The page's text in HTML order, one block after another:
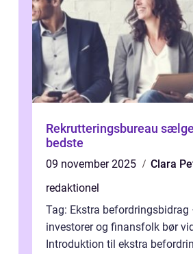
Rekrutteringsbureau
bedste
09 november 2025
Clara
redaktionel
Tag: Ekstra befordringsbidrag
investorer og finansfolk bør
Introduktion til ekstra